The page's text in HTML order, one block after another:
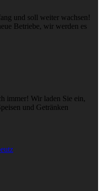
und soll weiter wachsen!
Betriebe, wir werden es
immer! Wir laden Sie ein,
und Getränken